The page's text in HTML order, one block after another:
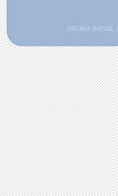
PÁGINA INICIAL|